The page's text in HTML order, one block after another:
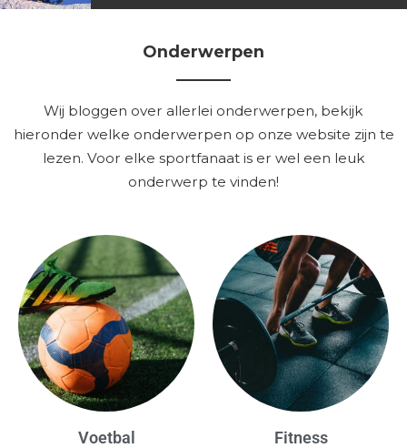
Onderwerpen
Wij bloggen over allerlei onderwerpen, bekijk
hieronder welke onderwerpen op onze website zijn te
lezen. Voor elke sportfanaat is er wel een leuk
onderwerp te vinden!
Voetbal Fitness